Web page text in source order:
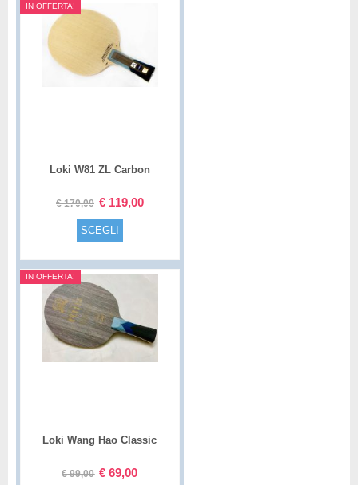
IN OFFERTA!
Loki W81 ZL Carbon
€170,00 € 119,00
SCEGLI
IN OFFERTA!
Loki Wang Hao Classic
€99,00 € 69,00